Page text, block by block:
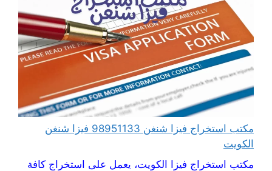
مكتب استخراج فيزا شنغن 98951133 فيزا شنغن
الكويت
مكتب استخراج فيزا الكويت، يعمل على استخراج كافة